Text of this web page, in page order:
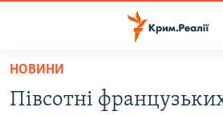
Перейти
основного
НОВИНИ
Півсотні